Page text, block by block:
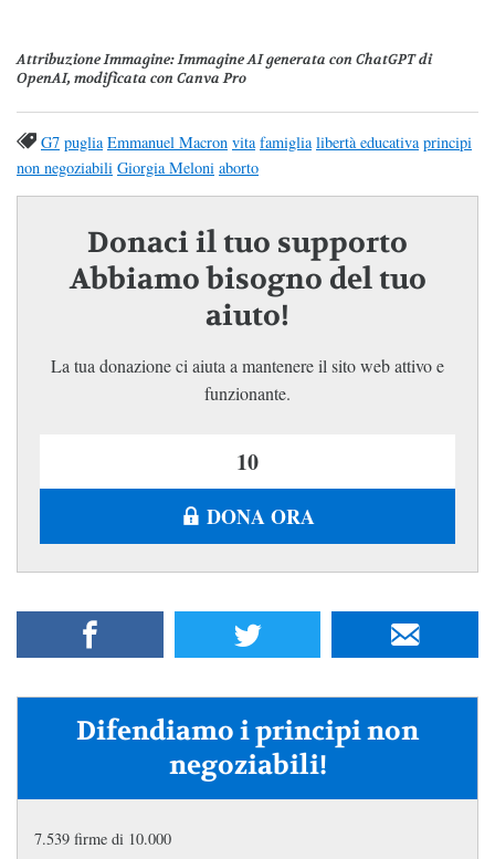
Attribuzione Immagine: Immagine AI generata con ChatGPT di
OpenAI, modificata con Canva Pro
G7 puglia Emmanuel Macron vita famiglia libertà educativa principi
non negoziabili Giorgia Meloni aborto
Donaci il tuo supporto
Abbiamo bisogno del tuo
aiuto!
La tua donazione ci aiuta a mantenere il sito web attivo e
funzionante.
DONA ORA
Difendiamo i principi non
negoziabili!
7.539 firme di 10.000